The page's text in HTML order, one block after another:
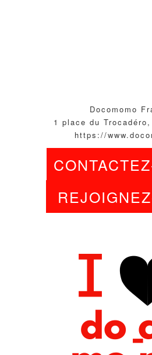
Docomomo
1 place du
https://